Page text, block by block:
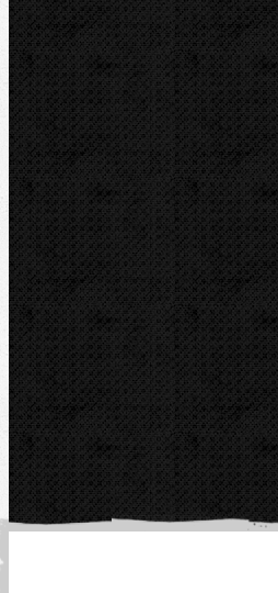
Lipová 7
CZ-763 26 LUHAČOVICE
Telefon obj.:
602 719 020
Telefon fakt.:
608 719 020
E-mail:
nipo@nipo.cz
Platební brána GOPAY